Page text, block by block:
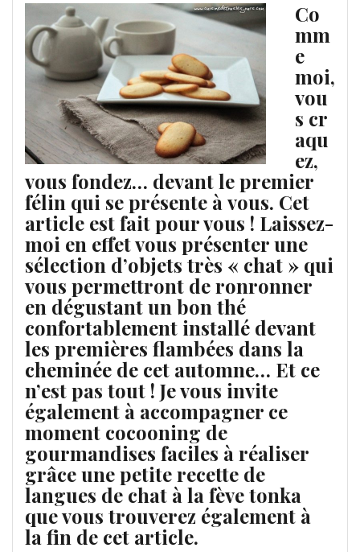
Co
mm
e
moi,
vou
s cr
aqu
ez,
vous fondez… devant le premier
félin qui se présente à vous. Cet
article est fait pour vous ! Laissez-
moi en effet vous présenter une
sélection d’objets très « chat » qui
vous permettront de ronronner
en dégustant un bon thé
confortablement installé devant
les premières flambées dans la
cheminée de cet automne… Et ce
n’est pas tout ! Je vous invite
également à accompagner ce
moment cocooning de
gourmandises faciles à réaliser
grâce une petite recette de
langues de chat à la fève tonka
que vous trouverez également à
la fin de cet article.